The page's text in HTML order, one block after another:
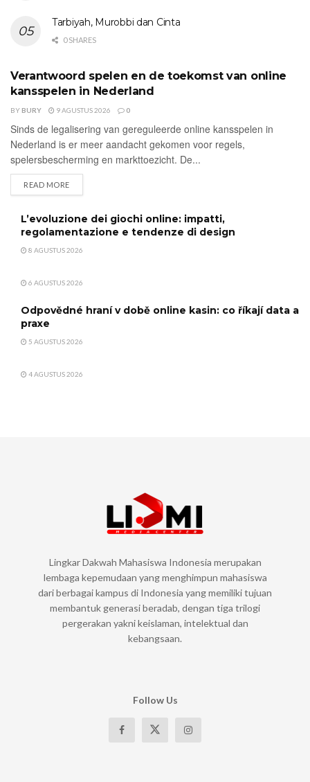
Tarbiyah, Murobbi dan Cinta
0 SHARES
Verantwoord spelen en de toekomst van online
kansspelen in Nederland
BY BURY 9 AGUSTUS 2026 0
Sinds de legalisering van gereguleerde online kansspelen in
Nederland is er meer aandacht gekomen voor regels,
spelersbescherming en markttoezicht. De...
READ MOREDETAILS
L’evoluzione dei giochi online: impatti,
regolamentazione e tendenze di design
8 AGUSTUS 2026
6 AGUSTUS 2026
Odpovědné hraní v době online kasin: co říkají data a
praxe
5 AGUSTUS 2026
4 AGUSTUS 2026
Lingkar Dakwah Mahasiswa Indonesia merupakan
lembaga kepemudaan yang menghimpun mahasiswa
dari berbagai kampus di Indonesia yang memiliki tujuan
membantuk generasi beradab, dengan tiga trilogi
pergerakan yakni keislaman, intelektual dan
kebangsaan.
Follow Us